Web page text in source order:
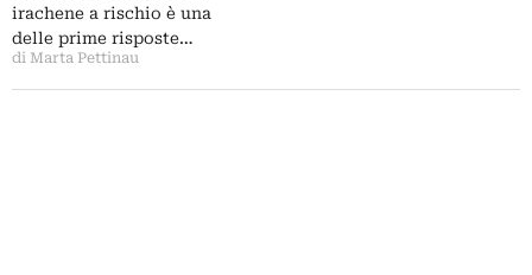
irachene a rischio è una
delle prime risposte…
di Marta Pettinau